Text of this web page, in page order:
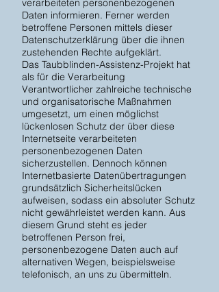
verarbeiteten personenbezogenen
Daten informieren. Ferner werden
betroffene Personen mittels dieser
Datenschutzerklärung über die ihnen
zustehenden Rechte aufgeklärt.
Das Taubblinden-Assistenz-Projekt hat
als für die Verarbeitung
Verantwortlicher zahlreiche technische
und organisatorische Maßnahmen
umgesetzt, um einen möglichst
lückenlosen Schutz der über diese
Internetseite verarbeiteten
personenbezogenen Daten
sicherzustellen. Dennoch können
Internetbasierte Datenübertragungen
grundsätzlich Sicherheitslücken
aufweisen, sodass ein absoluter Schutz
nicht gewährleistet werden kann. Aus
diesem Grund steht es jeder
betroffenen Person frei,
personenbezogene Daten auch auf
alternativen Wegen, beispielsweise
telefonisch, an uns zu übermitteln.